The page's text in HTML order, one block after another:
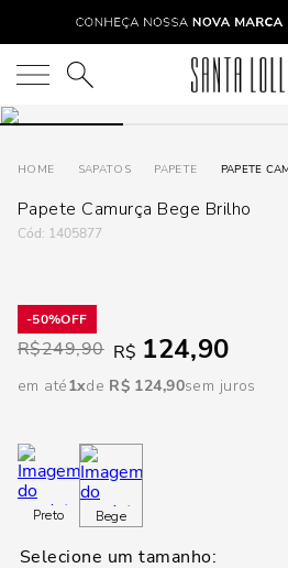
O que você está procurando?
SAPATOS PAPETE
Papete Camurça Bege Brilho
: 1405877
50%
R$249,90 R$ 124,90
em até1 R$ 124,90sem juros
Preto Bege